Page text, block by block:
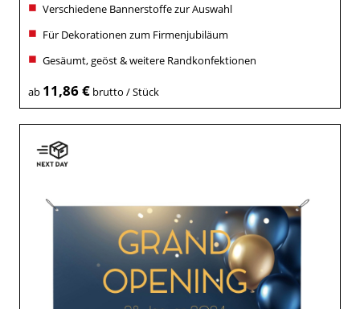
Verschiedene Bannerstoffe zur Auswahl
Für Dekorationen zum Firmenjubiläum
Gesäumt, geöst & weitere Randkonfektionen
ab 11,86 €brutto / Stück